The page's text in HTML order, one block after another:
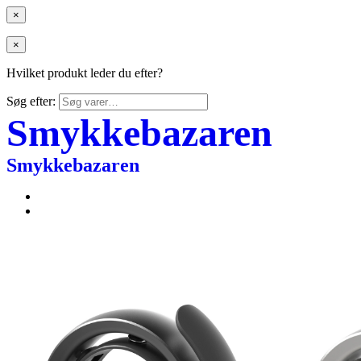
×
×
Hvilket produkt leder du efter?
Søg efter:
Smykkebazaren
Smykkebazaren